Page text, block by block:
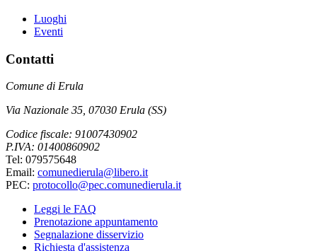
Luoghi
Eventi
Contatti
Comune di Erula
Via Nazionale 35, 07030 Erula (SS)
Codice fiscale: 91007430902
P.IVA: 01400860902
Tel: 079575648
Email: comunedierula@libero.it
PEC: protocollo@pec.comunedierula.it
Leggi le FAQ
Prenotazione appuntamento
Segnalazione disservizio
Richiesta d'assistenza